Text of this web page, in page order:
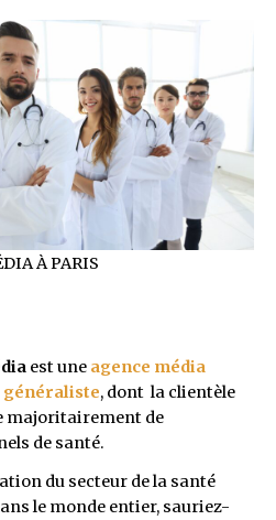
À PARIS
est uneagence média
généraliste, dont la clientèle
majoritairement de
de santé.
du secteur de la santé
le monde entier, sauriez-